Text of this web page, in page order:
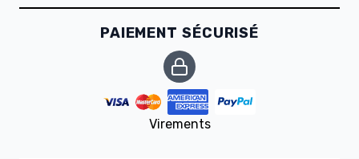
PAIEMENT SÉCURISÉ
Virements